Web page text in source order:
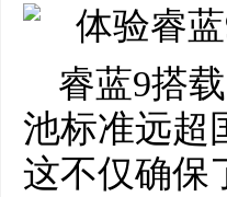
睿蓝9搭
池标准远超
这不仅确保